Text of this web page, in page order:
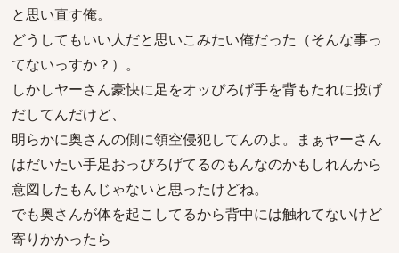
と思い直す俺。
どうしてもいい人だと思いこみたい俺だった（そんな事っ
てないっすか？）。
しかしヤーさん豪快に足をオッぴろげ手を背もたれに投げ
だしてんだけど、
明らかに奥さんの側に領空侵犯してんのよ。まぁヤーさん
はだいたい手足おっぴろげてるのもんなのかもしれんから
意図したもんじゃないと思ったけどね。
でも奥さんが体を起こしてるから背中には触れてないけど
寄りかかったら